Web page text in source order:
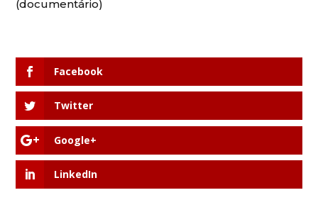
(documentário)
Facebook
Twitter
Google+
LinkedIn